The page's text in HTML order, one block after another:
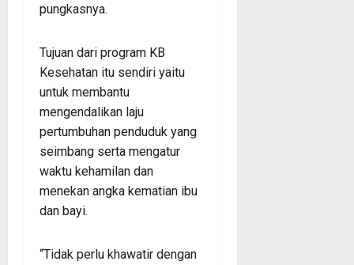
pungkasnya.
Tujuan dari program KB
Kesehatan itu sendiri yaitu
untuk membantu
mengendalikan laju
pertumbuhan penduduk yang
seimbang serta mengatur
waktu kehamilan dan
menekan angka kematian ibu
dan bayi.
“Tidak perlu khawatir dengan